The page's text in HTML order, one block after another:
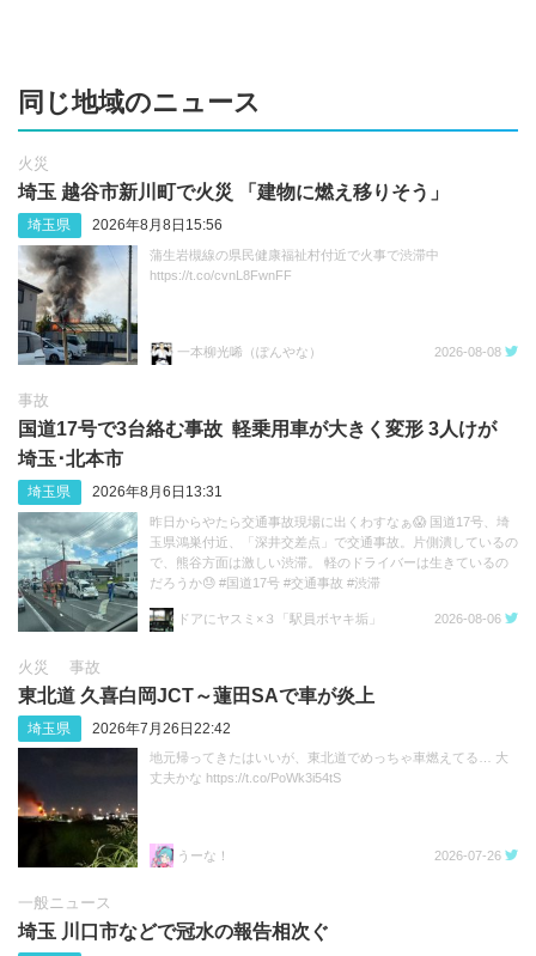
同じ地域のニュース
火災
埼玉 越谷市新川町で火災 「建物に燃え移りそう」
埼玉県 2026年8月8日15:56
蒲生岩槻線の県民健康福祉村付近で火事で渋滞中
https://t.co/cvnL8FwnFF
一本柳光唏（ぽんやな） 2026-08-08
事故
国道17号で3台絡む事故 軽乗用車が大きく変形 3人けが
埼玉･北本市
埼玉県 2026年8月6日13:31
昨日からやたら交通事故現場に出くわすなぁ😱 国道17号、埼
玉県鴻巣付近、「深井交差点」で交通事故。片側潰しているの
で、熊谷方面は激しい渋滞。 軽のドライバーは生きているの
だろうか😓 #国道17号 #交通事故 #渋滞
ドアにヤスミ×３「駅員ボヤキ垢」
2026-08-06
火災 事故
東北道 久喜白岡JCT～蓮田SAで車が炎上
埼玉県 2026年7月26日22:42
地元帰ってきたはいいが、東北道でめっちゃ車燃えてる… 大
丈夫かな https://t.co/PoWk3i54tS
うーな！ 2026-07-26
一般ニュース
埼玉 川口市などで冠水の報告相次ぐ